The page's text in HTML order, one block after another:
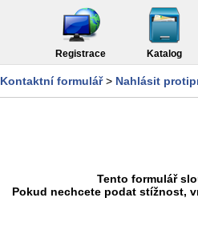
Registrace Katalog
Kontaktní formulář> Nahlásit
Tento formulář
Pokud nechcete podat stížnost,